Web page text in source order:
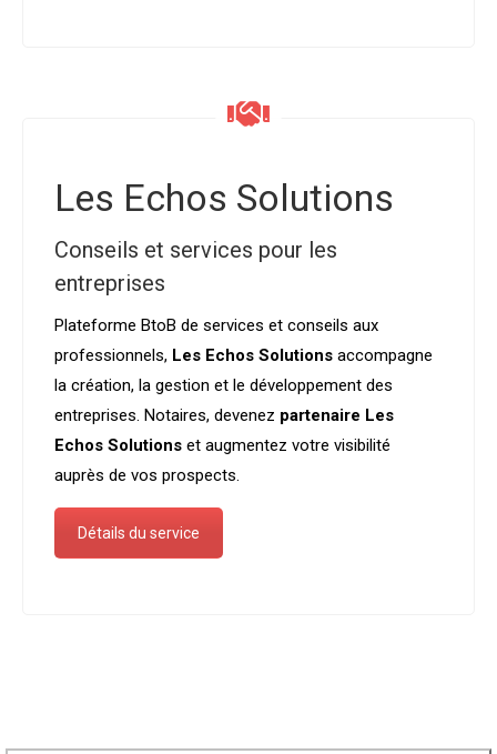
Les Echos Solutions
Conseils et services pour les
entreprises
Plateforme BtoB de services et conseils aux
professionnels, Les Echos Solutions accompagne
la création, la gestion et le développement des
entreprises. Notaires, devenez partenaire Les
Echos Solutions et augmentez votre visibilité
auprès de vos prospects.
Détails du service